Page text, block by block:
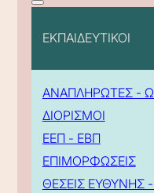
ΕΚΠΑΙΔΕΥΤΙΚΟΙ
ΑΝΑΠΛΗΡΩΤΕΣ -
ΔΙΟΡΙΣΜΟΙ
ΕΕΠ - ΕΒΠ
ΕΠΙΜΟΡΦΩΣΕΙΣ
ΘΕΣΕΙΣ ΕΥΘΥΝΗΣ